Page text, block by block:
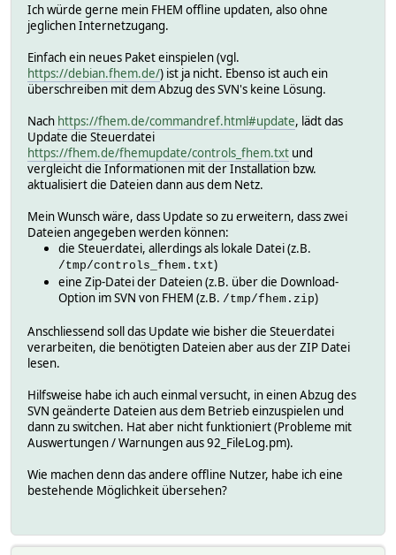
Ich würde gerne mein FHEM offline updaten, also ohne
jeglichen Internetzugang.
Einfach ein neues Paket einspielen (vgl.
https://debian.fhem.de/) ist ja nicht. Ebenso ist auch ein
überschreiben mit dem Abzug des SVN's keine Lösung.
Nach https://fhem.de/commandref.html#update, lädt das
Update die Steuerdatei
https://fhem.de/fhemupdate/controls_fhem.txt und
vergleicht die Informationen mit der Installation bzw.
aktualisiert die Dateien dann aus dem Netz.
Mein Wunsch wäre, dass Update so zu erweitern, dass zwei
Dateien angegeben werden können:
die Steuerdatei, allerdings als lokale Datei (z.B.
/tmp/controls_fhem.txt)
eine Zip-Datei der Dateien (z.B. über die Download-
Option im SVN von FHEM (z.B. /tmp/fhem.zip)
Anschliessend soll das Update wie bisher die Steuerdatei
verarbeiten, die benötigten Dateien aber aus der ZIP Datei
lesen.
Hilfsweise habe ich auch einmal versucht, in einen Abzug des
SVN geänderte Dateien aus dem Betrieb einzuspielen und
dann zu switchen. Hat aber nicht funktioniert (Probleme mit
Auswertungen / Warnungen aus 92_FileLog.pm).
Wie machen denn das andere offline Nutzer, habe ich eine
bestehende Möglichkeit übersehen?